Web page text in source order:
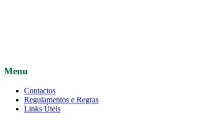
Menu
Contactos
Regulamentos e Regras
Links Úteis